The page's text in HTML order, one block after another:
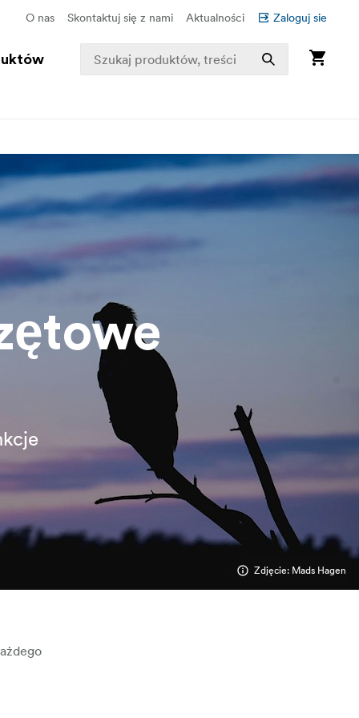
O nas Skontaktuj się z nami Aktualności Zaloguj sie
Zdjęcie: Mads Hagen